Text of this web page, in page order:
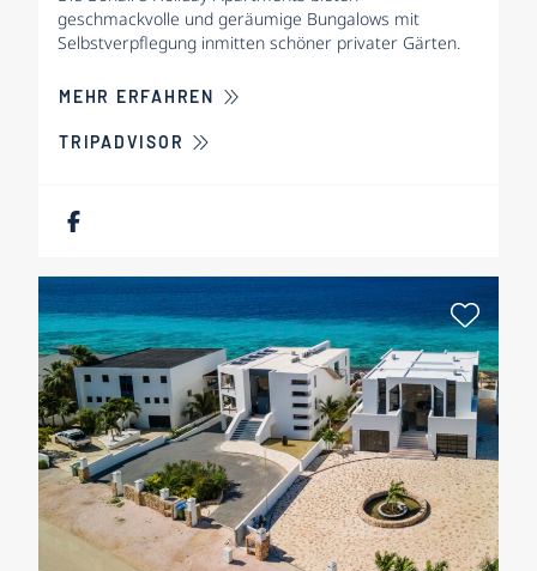
geschmackvolle und geräumige Bungalows mit
Selbstverpflegung inmitten schöner privater Gärten.
MEHR ERFAHREN ÜBER BONAIRE HOLIDAY
TRIPADVISOR
Als